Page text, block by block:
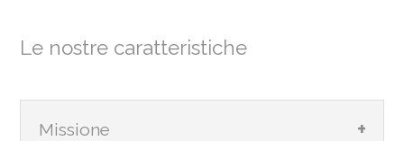
Le nostre caratteristiche
Missione